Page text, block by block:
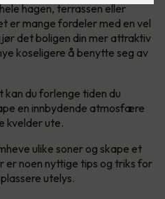
hagen, terrassen eller
er mange fordeler med en vel
det boligen din mer attraktiv
koseligere å benytte seg av
du forlenge tiden du
en innbydende atmosfære
kvelder ute.
ulike soner og skape et
er noen nyttige tips og triks for
utelys.